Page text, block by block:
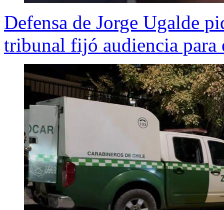
Defensa de Jorge Ugalde
tribunal fijó audiencia para